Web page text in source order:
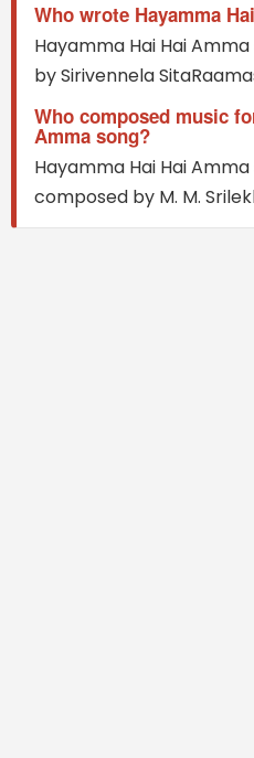
Who wrote Hayamma
Hayamma Hai Hai
by Sirivennela
Who composed music
Amma song?
Hayamma Hai Hai
composed by M. M.